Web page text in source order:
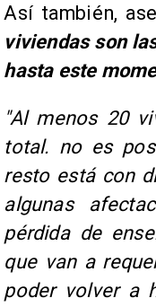
Así también,
viviendas son
hasta este
"Al menos 20
total. no es
resto está con
algunas
pérdida de
que van a
poder volver a